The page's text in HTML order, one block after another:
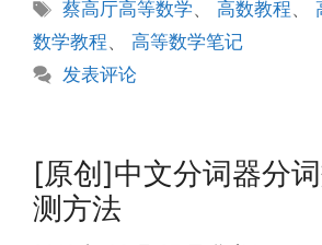
标
签
蔡高厅高等数学、高数教程、
数学教程、 高等数学笔记
发表评论
[原创]中文分词器分
测方法